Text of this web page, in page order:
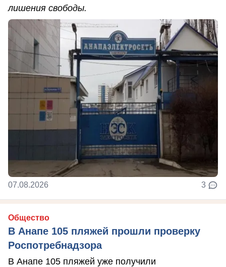
лишения свободы.
07.08.2026 3
Общество
В Анапе 105 пляжей прошли проверку
Роспотребнадзора
В Анапе 105 пляжей уже получили